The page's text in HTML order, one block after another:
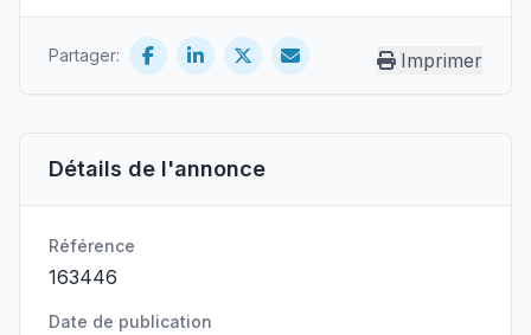
Détails de l'annonce
Référence
163446
Date de publication
Partager: Imprimer